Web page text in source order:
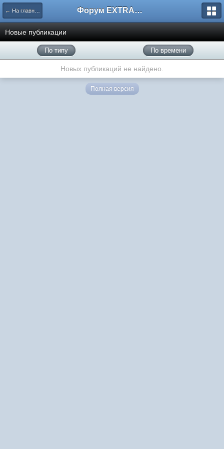
← На главную Форум EXTRACTOR.ru
Новые публикации
По типу По времени
Новых публикаций не найдено.
Полная версия